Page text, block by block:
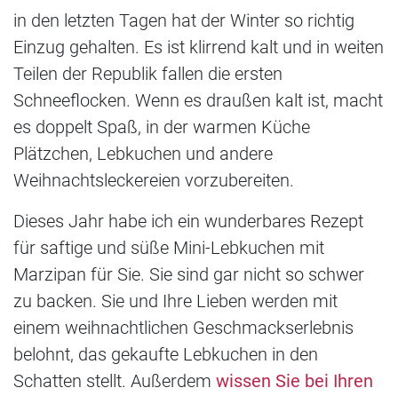
in den letzten Tagen hat der Winter so richtig
Einzug gehalten. Es ist klirrend kalt und in weiten
Teilen der Republik fallen die ersten
Schneeflocken. Wenn es draußen kalt ist, macht
es doppelt Spaß, in der warmen Küche
Plätzchen, Lebkuchen und andere
Weihnachtsleckereien vorzubereiten.
Dieses Jahr habe ich ein wunderbares Rezept
für saftige und süße Mini-Lebkuchen mit
Marzipan für Sie. Sie sind gar nicht so schwer
zu backen. Sie und Ihre Lieben werden mit
einem weihnachtlichen Geschmackserlebnis
belohnt, das gekaufte Lebkuchen in den
Schatten stellt. Außerdem wissen Sie bei Ihren